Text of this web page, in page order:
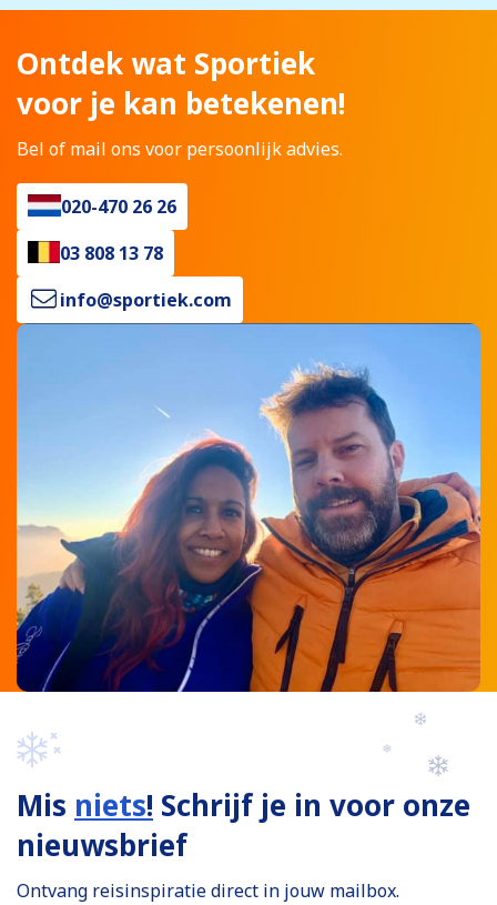
Ontdek wat Sportiek
voor je kan betekenen!
Bel of mail ons voor persoonlijk advies.
020-470 26 26
03 808 13 78
info@sportiek.com
Mis niets! Schrijf je in voor onze
nieuwsbrief
Ontvang reisinspiratie direct in jouw mailbox.